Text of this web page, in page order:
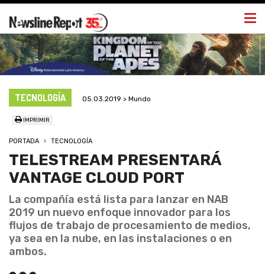
TECNOLOGÍA 05.03.2019 > Mundo
IMPRIMIR
PORTADA TECNOLOGÍA
TELESTREAM PRESENTARÁ
VANTAGE CLOUD PORT
La compañía está lista para lanzar en NAB
2019 un nuevo enfoque innovador para los
flujos de trabajo de procesamiento de medios,
ya sea en la nube, en las instalaciones o en
ambos.